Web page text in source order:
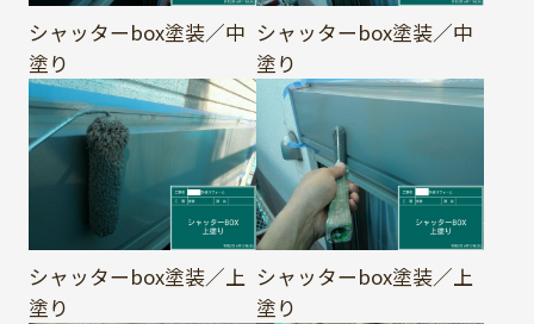
シャッターbox塗装／中
塗り
シャッターbox塗装／中
塗り
シャッターbox塗装／上
塗り
シャッターbox塗装／上
塗り